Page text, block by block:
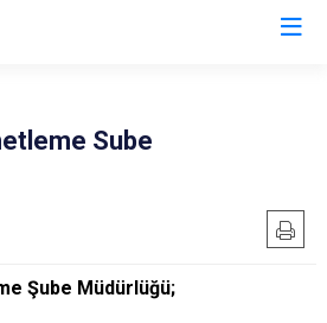
Sube
Şube Müdürlüğü;